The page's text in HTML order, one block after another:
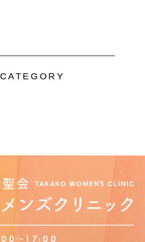
CATEGORY